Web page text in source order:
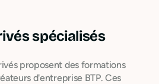
spécialisés
proposent des formations
d'entreprise BTP. Ces